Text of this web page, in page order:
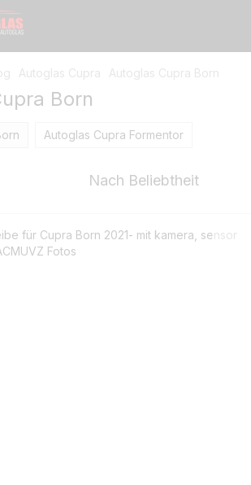
Autoglas Cupra Autoglas Cupra Born
Born
Autoglas Cupra Formentor
Nach Beliebtheit